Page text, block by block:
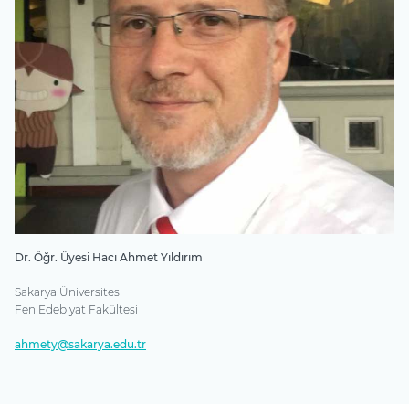
Dr. Öğr. Üyesi Hacı Ahmet Yıldırım
Sakarya Üniversitesi
Fen Edebiyat Fakültesi
ahmety@sakarya.edu.tr